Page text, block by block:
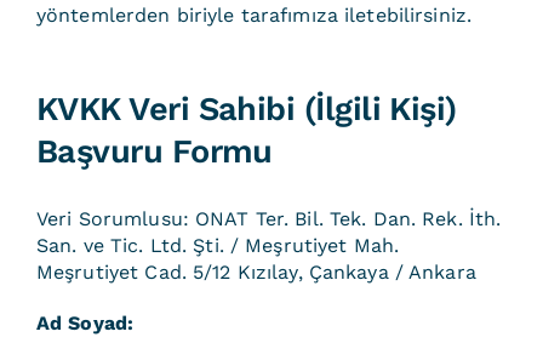
yöntemlerden biriyle tarafımıza iletebilirsiniz.
KVKK Veri Sahibi (İlgili Kişi)
Başvuru Formu
Veri Sorumlusu: ONAT Ter. Bil. Tek. Dan. Rek. İth.
San. ve Tic. Ltd. Şti. / Meşrutiyet Mah.
Meşrutiyet Cad. 5/12 Kızılay, Çankaya / Ankara
Ad Soyad: